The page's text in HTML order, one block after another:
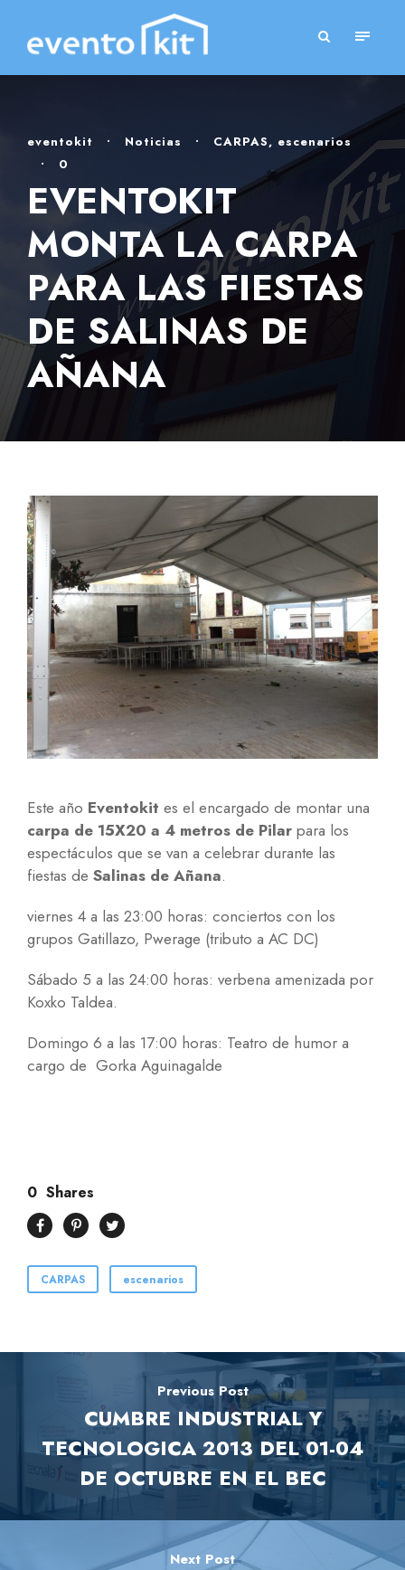
eventokit • Noticias • CARPAS, escenarios
•
0
EVENTOKIT
MONTA LA CARPA
PARA LAS FIESTAS
DE SALINAS DE
AÑANA
Este año Eventokit es el encargado de montar una
carpa de 15X20 a 4 metros de Pilar para los
espectáculos que se van a celebrar durante las
fiestas de Salinas de Añana.
viernes 4 a las 23:00 horas: conciertos con los
grupos Gatillazo, Pwerage (tributo a AC DC)
Sábado 5 a las 24:00 horas: verbena amenizada por
Koxko Taldea.
Domingo 6 a las 17:00 horas: Teatro de humor a
cargo de Gorka Aguinagalde
0 Shares
CARPAS escenarios
Previous Post
CUMBRE INDUSTRIAL Y
TECNOLOGICA 2013 DEL 01-04
DE OCTUBRE EN EL BEC
Next Post